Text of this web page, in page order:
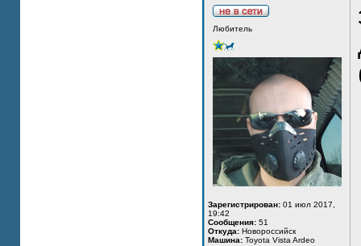
Любитель
Зарегистрирован: 01 июл 2017,
19:42
Сообщения: 51
Откуда: Новороссийск
Машина: Toyota Vista Ardeo